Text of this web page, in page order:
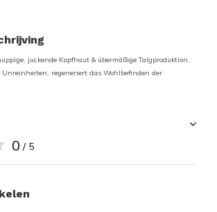
juckende Kopfhaut & übermäßige Talgproduktion.
regeneriert das Wohlbefinden der
0 / 5